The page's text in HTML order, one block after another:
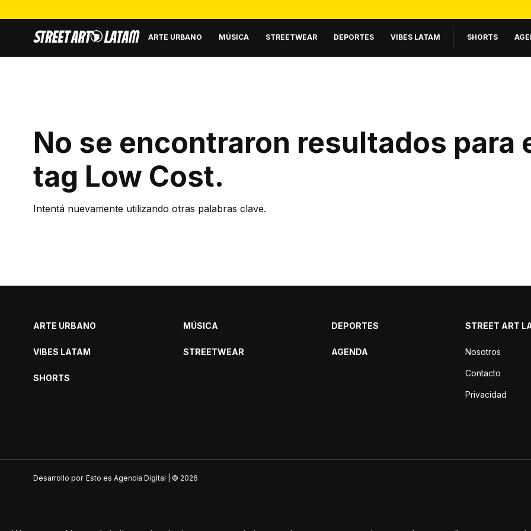
ARTE URBANO MÚSICA STREETWEAR DEPORTES VIBES LATAM SHORTS
No se encontraron resultados para
tag Low Cost.
Intentá nuevamente utilizando otras palabras clave.
ARTE URBANO
VIBES LATAM
SHORTS
MÚSICA
STREETWEAR
DEPORTES
AGENDA
STREET ART
Nosotros
Contacto
Privacidad
Desarrollo por Esto es Agencia Digital | © 2026